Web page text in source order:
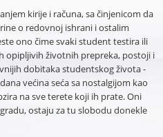
kirije i računa, sa činjenicom da
o redovnoj ishrani i ostalim
ono čime svaki student testira ili
opipljivih životnih prepreka, postoji i
dobitaka studentskog života -
većina seća sa nostalgijom kao
na sve terete koji ih prate. Oni
ostaju za tu slobodu donekle